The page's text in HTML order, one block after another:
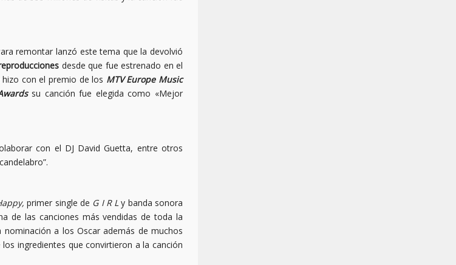
remontar lanzó este tema que la devolvió
desde que fue estrenado en el
con el premio de los MTV Europe Music
su canción fue elegida como «Mejor
con el DJ David Guetta, entre otros
primer single de G I R L y banda sonora
de las canciones más vendidas de toda la
a los Oscar además de muchos
ingredientes que convirtieron a la canción